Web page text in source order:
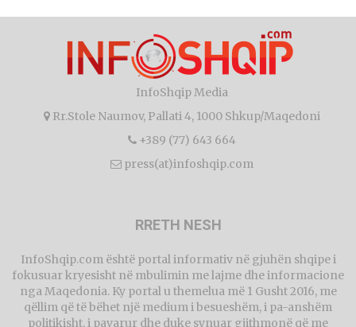
InfoShqip Media
Rr.Stole Naumov, Pallati 4, 1000 Shkup/Maqedoni
+389 (77) 643 664
press(at)infoshqip.com
RRETH NESH
InfoShqip.com është portal informativ në gjuhën shqipe i
fokusuar kryesisht në mbulimin me lajme dhe informacione
nga Maqedonia. Ky portal u themelua më 1 Gusht 2016, me
qëllim që të bëhet një medium i besueshëm, i pa-anshëm
politikisht, i pavarur dhe duke synuar gjithmonë që me